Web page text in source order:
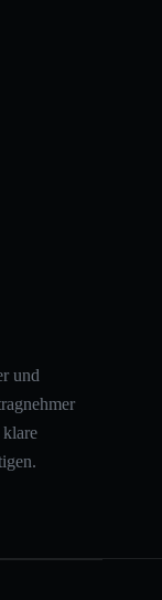
und
Korean
Japanese
Russian